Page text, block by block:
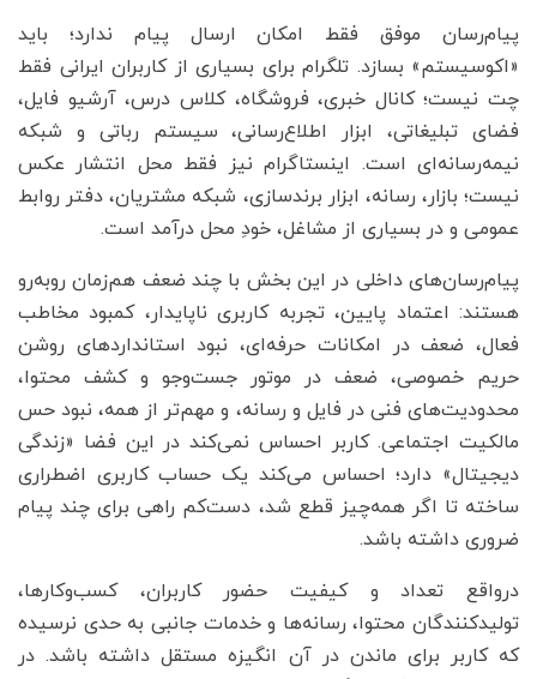
پیام‌رسان موفق فقط امکان ارسال پیام ندارد؛ باید
«اکوسیستم» بسازد. تلگرام برای بسیاری از کاربران ایرانی فقط
چت نیست؛ کانال خبری، فروشگاه، کلاس درس، آرشیو فایل،
فضای تبلیغاتی، ابزار اطلاع‌رسانی، سیستم رباتی و شبکه
نیمه‌رسانه‌ای است. اینستاگرام نیز فقط محل انتشار عکس
نیست؛ بازار، رسانه، ابزار برندسازی، شبکه مشتریان، دفتر روابط
عمومی و در بسیاری از مشاغل، خودِ محل درآمد است.
پیام‌رسان‌های داخلی در این بخش با چند ضعف هم‌زمان روبه‌رو
هستند: اعتماد پایین، تجربه کاربری ناپایدار، کمبود مخاطب
فعال، ضعف در امکانات حرفه‌ای، نبود استانداردهای روشن
حریم خصوصی، ضعف در موتور جست‌وجو و کشف محتوا،
محدودیت‌های فنی در فایل و رسانه، و مهم‌تر از همه، نبود حس
مالکیت اجتماعی. کاربر احساس نمی‌کند در این فضا «زندگی
دیجیتال» دارد؛ احساس می‌کند یک حساب کاربری اضطراری
ساخته تا اگر همه‌چیز قطع شد، دست‌کم راهی برای چند پیام
ضروری داشته باشد.
درواقع تعداد و کیفیت حضور کاربران، کسب‌وکارها،
تولیدکنندگان محتوا، رسانه‌ها و خدمات جانبی به حدی نرسیده
که کاربر برای ماندن در آن انگیزه مستقل داشته باشد. در